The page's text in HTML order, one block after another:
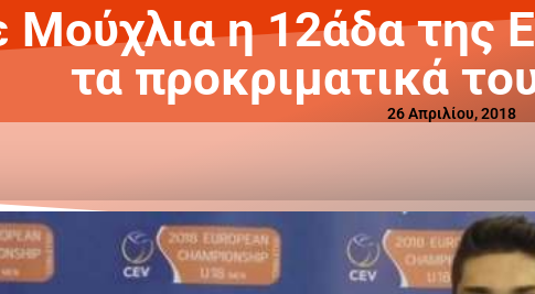
η 12άδα της
τα προκριματικά
26 Απριλίου, 2018